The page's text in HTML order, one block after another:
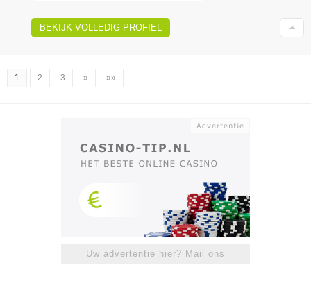
BEKIJK VOLLEDIG PROFIEL
1 2 3 » »»
Uw advertentie hier? Mail ons